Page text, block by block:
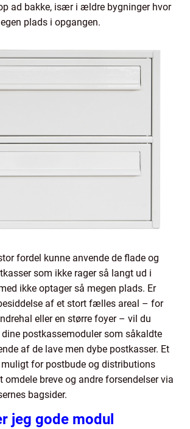
ad bakke, især i ældre bygninger hvor
plads i opgangen.
fordel kunne anvende de flade og
som ikke rager så langt ud i
ikke optager så megen plads. Er
af et stort fælles areal – for
eller en større foyer – vil du
dine postkassemoduler som såkaldte
af de lave men dybe postkasser. Et
for postbude og distributions
omdele breve og andre forsendelser via
bagsider.
jeg gode modul